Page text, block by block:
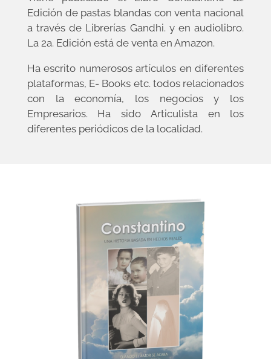
Edición de pastas blandas con venta nacional
a través de Librerías Gandhi. y en audiolibro.
La 2a. Edición está de venta en Amazon.
Ha escrito numerosos artículos en diferentes
plataformas, E- Books etc. todos relacionados
con la economía, los negocios y los
Empresarios. Ha sido Articulista en los
diferentes periódicos de la localidad.